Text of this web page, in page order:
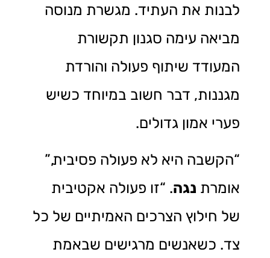
לבנות את העתיד. מגשרת מנוסה
מביאה עימה סגנון תקשורת
המעודד שיתוף פעולה והורדת
מגננות, דבר חשוב במיוחד כשיש
פערי אמון גדולים.
“הקשבה היא לא פעולה פסיבית,”
אומרת נגה. “זו פעולה אקטיבית
של חילוץ הצרכים האמיתיים של כל
צד. כשאנשים מרגישים שבאמת